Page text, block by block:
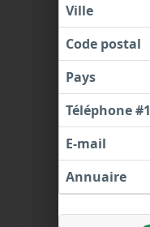
Ville
Code postal
Pays
Téléphone #1
E-mail
Annuaire